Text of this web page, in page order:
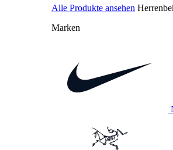
Alle Produkte ansehen
Marken